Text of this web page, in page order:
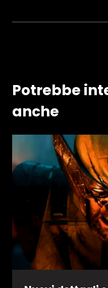
Potrebbe
anche